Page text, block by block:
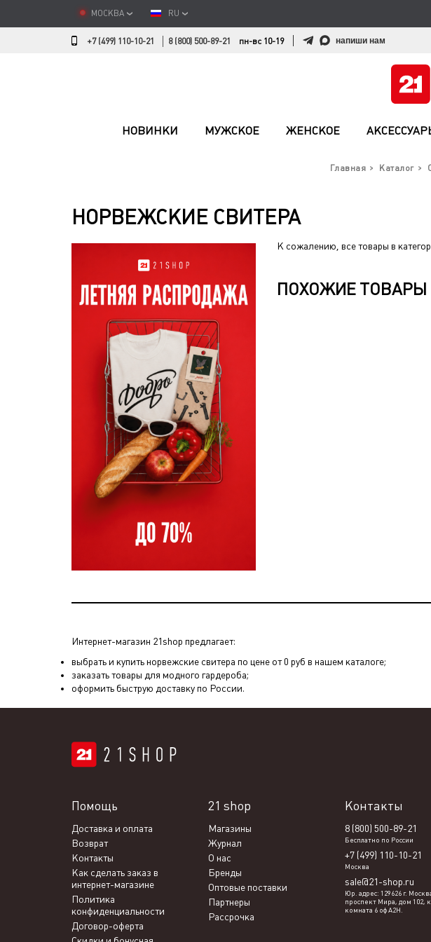
МОСКВА RU
+7 (499) 110-10-21 8 (800) 500-89-21 пн-вс 10-19 напиши нам
НОВИНКИ МУЖСКОЕ ЖЕНСКОЕ
Главная Каталог
НОРВЕЖСКИЕ СВИТЕРА
К сожалению, все товары в
ПОХОЖИЕ ТОВАРЫ
Интернет-магазин 21shop предлагает:
выбрать и купить норвежские свитера по цене от 0 руб в нашем каталоге;
заказать товары для модного гардероба;
оформить быструю доставку по России.
21 shop
Магазины
Журнал
О нас
Бренды
Оптовые поставки
Партнеры
Рассрочка
Помощь
Доставка и оплата
Возврат
Контакты
Как сделать заказ в
интернет-магазине
Политика
конфиденциальности
Договор-оферта
Контакты
8 (800) 500-89-21
Бесплатно по России
+7 (499) 110-10-21
Москва
sale@21-shop.ru
Юр. адрес: 129626 г.
проспект Мира, дом 102,
комната 6 оф А2Н.